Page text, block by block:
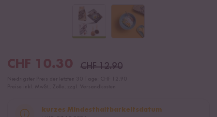
CHF 10.30 CHF12.90
kurzes Mindesthaltbarkeitsdatum